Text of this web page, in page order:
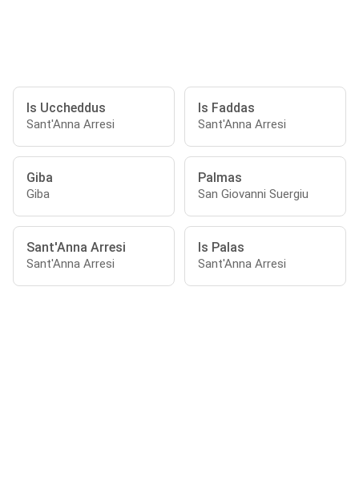
Is Uccheddus
Sant'Anna Arresi
Is Faddas
Sant'Anna Arresi
Giba
Giba
Palmas
San Giovanni Suergiu
Sant'Anna Arresi
Sant'Anna Arresi
Is Palas
Sant'Anna Arresi